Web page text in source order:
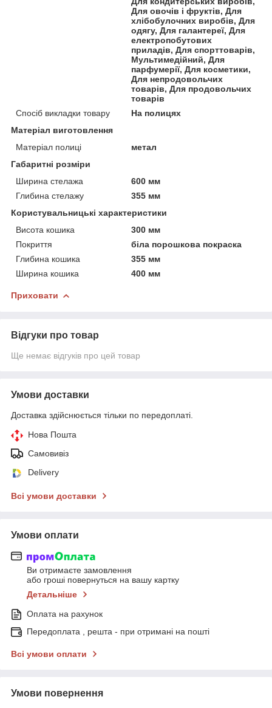
Для овочів і фруктів, Для
хлібобулочних виробів, Для
одягу, Для галантереї, Для
електропобутових
приладів, Для спорттоварів,
Мультимедійний, Для
парфумерії, Для косметики,
Для непродовольчих
товарів, Для продовольчих
товарів
Спосіб викладки товару
На полицях
Матеріал виготовлення
Матеріал полиці
метал
Габаритні розміри
Ширина стелажа
600 мм
Глибина стелажу
355 мм
Користувальницькі характеристики
Висота кошика
300 мм
Покриття
біла порошкова покраска
Глибина кошика
355 мм
Ширина кошика
400 мм
Приховати
Відгуки про товар
Ще немає відгуків про цей товар
Умови доставки
Доставка здійснюється тільки по передоплаті.
Нова Пошта
Самовивіз
Delivery
Всі умови доставки
Умови оплати
Ви отримаєте замовлення
або гроші повернуться на вашу картку
Детальніше
Оплата на рахунок
Передоплата , решта - при отримані на пошті
Всі умови оплати
Умови повернення